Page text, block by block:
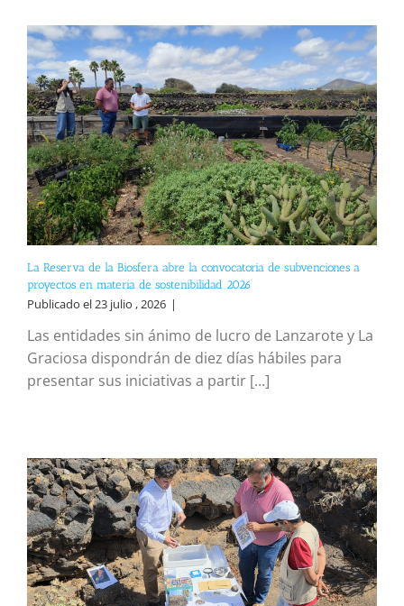
La Reserva de la Biosfera abre la convocatoria de subvenciones a
proyectos en materia de sostenibilidad 2026
Publicado el 23 julio , 2026 |
Las entidades sin ánimo de lucro de Lanzarote y La
Graciosa dispondrán de diez días hábiles para
presentar sus iniciativas a partir [...]